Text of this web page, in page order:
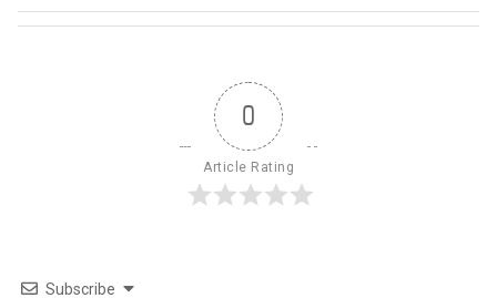
0
Article Rating
Subscribe